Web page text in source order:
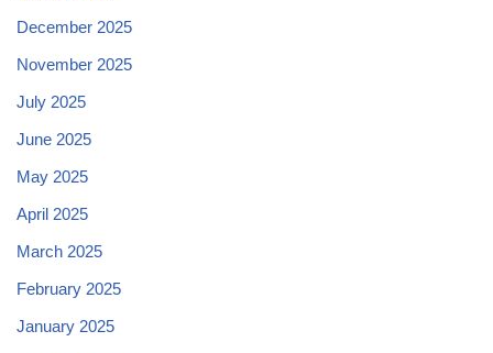
December 2025
November 2025
July 2025
June 2025
May 2025
April 2025
March 2025
February 2025
January 2025